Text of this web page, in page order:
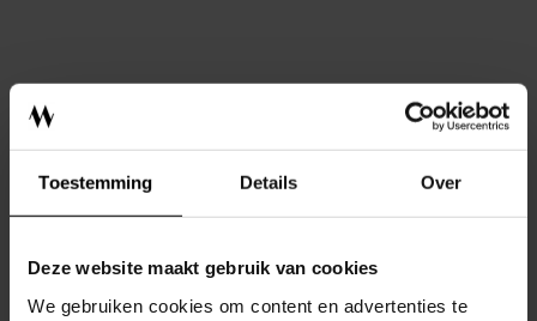
Toestemming Details Over
Deze website maakt gebruik van cookies
We gebruiken cookies om content en advertenties te
ONTWERPSTUDIO
BINNENKIJKEN
OVER MEIJS
CONTACT